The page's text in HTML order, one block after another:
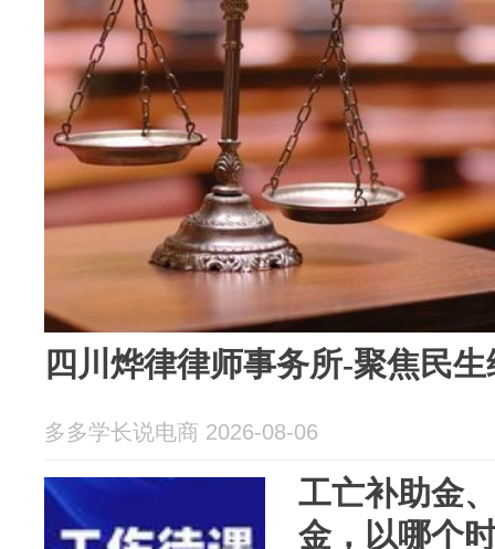
四川烨律律师事务所-聚焦民生
多多学长说电商 2026-08-06
工亡补助金
金，以哪个